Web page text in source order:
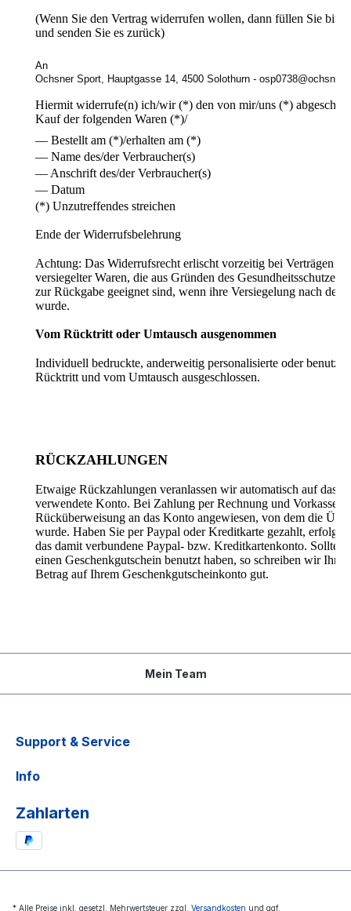
(Wenn Sie den Vertrag widerrufen wollen, dann füllen Sie bitte
und senden Sie es zurück)
An
Ochsner Sport, Hauptgasse 14, 4500 Solothurn -
Hiermit widerrufe(n) ich/wir (*) den von mir/uns (*)
Kauf der folgenden Waren (*)/
— Bestellt am (*)/erhalten am (*)
— Name des/der Verbraucher(s)
— Anschrift des/der Verbraucher(s)
— Datum
(*) Unzutreffendes streichen
Ende der Widerrufsbelehrung
Achtung: Das Widerrufsrecht erlischt vorzeitig bei Verträgen
versiegelter Waren, die aus Gründen des Gesundheitsschutzes
zur Rückgabe geeignet sind, wenn ihre Versiegelung nach der
wurde.
Vom Rücktritt oder Umtausch ausgenommen
Individuell bedruckte, anderweitig personalisierte oder
Rücktritt und vom Umtausch ausgeschlossen.
RÜCKZAHLUNGEN
Etwaige Rückzahlungen veranlassen wir automatisch auf das
verwendete Konto. Bei Zahlung per Rechnung und Vorkasse,
Rücküberweisung an das Konto angewiesen, von dem die
wurde. Haben Sie per Paypal oder Kreditkarte gezahlt, erfolgt
das damit verbundene Paypal- bzw. Kreditkartenkonto. Sollten
einen Geschenkgutschein benutzt haben, so schreiben wir
Betrag auf Ihrem Geschenkgutscheinkonto gut.
Mein Team
Support & Service
Info
Zahlarten
* Alle Preise inkl. gesetzl. Mehrwertsteuer zzgl. Versandkosten und ggf.